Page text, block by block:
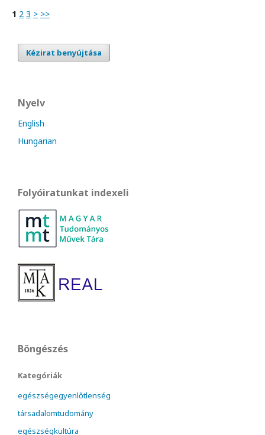
1 2 3 > >>
Kézirat benyújtása
Nyelv
English
Hungarian
Folyóiratunkat indexeli
Böngészés
Kategóriák
egészségegyenlőtlenség
társadalomtudomány
egészségkultúra